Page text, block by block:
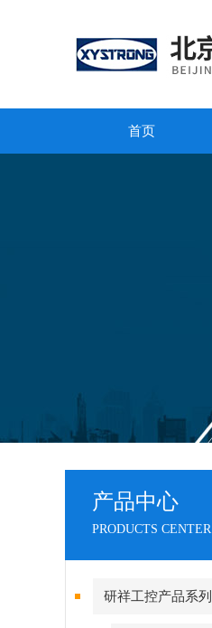
首页
产品中心
PRODUCTS CENTER
研祥工控产品系列